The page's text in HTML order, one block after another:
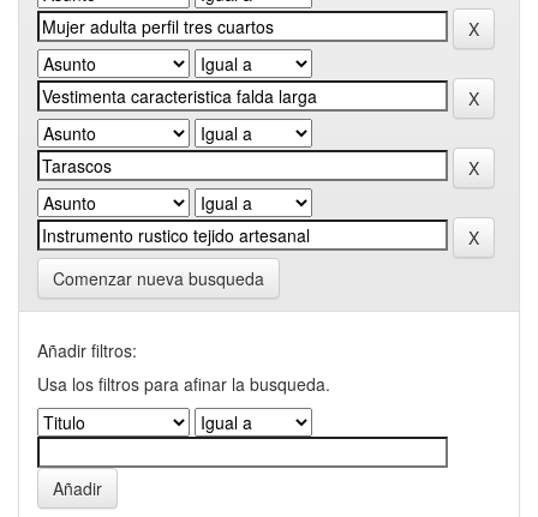
Comenzar nueva busqueda
Añadir filtros:
Usa los filtros para afinar la busqueda.